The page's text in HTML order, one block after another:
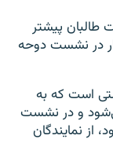
پیشتر
در نشست دوحه
است که به
و در نشست
از نمایندگان